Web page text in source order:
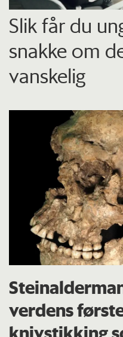
Slik får du
snakke om
vanskelig
verdens
knivstikking